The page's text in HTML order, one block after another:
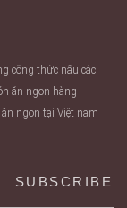
công thức nấu các
ăn ngon hàng
ngon tại Việt nam